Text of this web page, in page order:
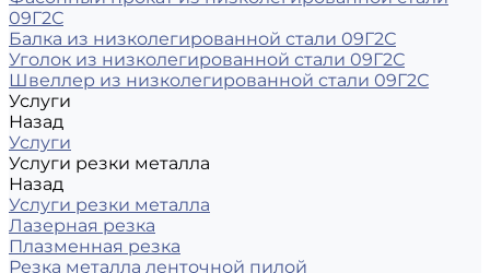
09Г2С
Балка из низколегированной стали 09Г2С
Уголок из низколегированной стали 09Г2С
Швеллер из низколегированной стали 09Г2С
Услуги
Назад
Услуги
Услуги резки металла
Назад
Услуги резки металла
Лазерная резка
Плазменная резка
Резка металла ленточной пилой